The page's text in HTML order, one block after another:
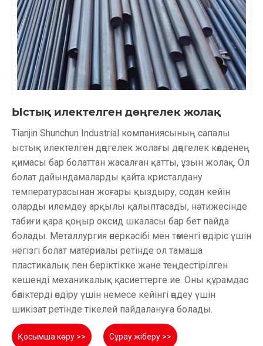
Ыстық илектелген дөңгелек жолақ
Tianjin Shunchun Industrial компаниясының сапалы
ыстық илектелген дөңгелек жолағы дөңгелек көлденең
қимасы бар болаттан жасалған қатты, ұзын жолақ. Ол
болат дайындамаларды қайта кристалдану
температурасынан жоғары қыздыру, содан кейін
оларды илемдеу арқылы қалыптасады, нәтижесінде
табиғи қара қоңыр оксид шкаласы бар бет пайда
болады. Металлургия өнеркәсібі мен төменгі өндіріс үшін
негізгі болат материалы ретінде ол тамаша
пластикалық пен беріктікке және теңдестірілген
кешенді механикалық қасиеттерге ие. Оны құрамдас
бөліктерді өндіру үшін немесе кейінгі өңдеу үшін
шикізат ретінде тікелей пайдалануға болады.
Қосымша көру >> Сұрау жіберу >>